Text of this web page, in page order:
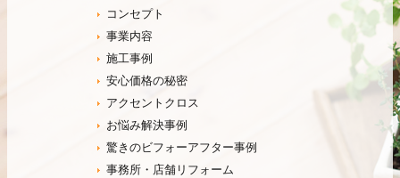
コンセプト
事業内容
施工事例
安心価格の秘密
アクセントクロス
お悩み解決事例
驚きのビフォーアフター事例
事務所・店舗リフォーム